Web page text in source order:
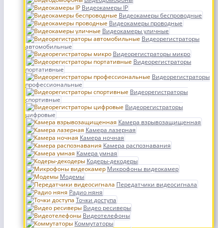
Видеокамеры IP
Видеокамеры беспроводные
Видеокамеры проводные
Видеокамеры уличные
Видеорегистраторы
автомобильные
Видеорегистраторы микро
Видеорегистраторы
портативные
Видеорегистраторы
профессиональные
Видеорегистраторы
спортивные
Видеорегистраторы
цифровые
Камера взрывозащищенная
Камера лазерная
Камера ночная
Камера распознавания
Камера умная
Кодеры-декодеры
Микрофоны видеокамер
Модемы
Передатчики видеосигнала
Радио няня
Точки доступа
Видео ресиверы
Видеотелефоны
Коммутаторы